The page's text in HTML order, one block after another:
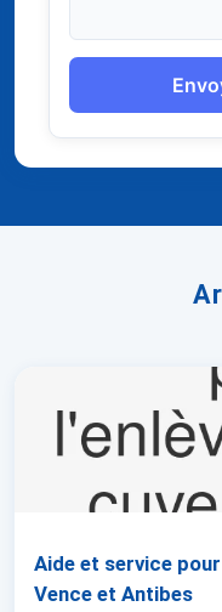
Aide et service
Vence et Antibes